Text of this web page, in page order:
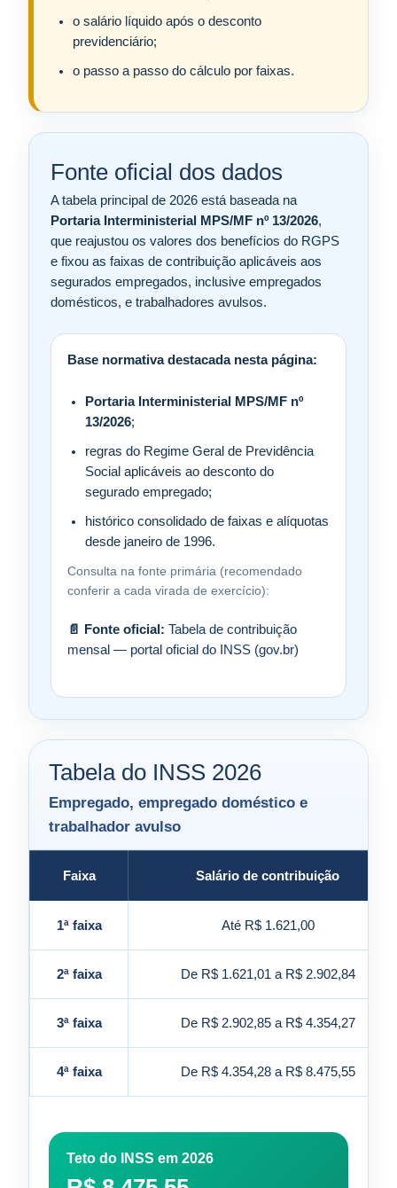
o salário líquido após o desconto
previdenciário;
o passo a passo do cálculo por faixas.
Fonte oficial dos dados
A tabela principal de 2026 está baseada na
Portaria Interministerial MPS/MF nº 13/2026,
que reajustou os valores dos benefícios do RGPS
e fixou as faixas de contribuição aplicáveis aos
segurados empregados, inclusive empregados
domésticos, e trabalhadores avulsos.
Base normativa destacada nesta página:
Portaria Interministerial MPS/MF nº
13/2026;
regras do Regime Geral de Previdência
Social aplicáveis ao desconto do
segurado empregado;
histórico consolidado de faixas e alíquotas
desde janeiro de 1996.
Consulta na fonte primária (recomendado
conferir a cada virada de exercício):
📄 Fonte oficial: Tabela de contribuição
mensal — portal oficial do INSS (gov.br)
Tabela do INSS 2026
Empregado, empregado doméstico e
trabalhador avulso
Faixa Salário de contribuição
1ª faixa Até R$ 1.621,00
2ª faixa De R$ 1.621,01 a R$ 2.902,84
3ª faixa De R$ 2.902,85 a R$ 4.354,27
4ª faixa De R$ 4.354,28 a R$ 8.475,55
Teto do INSS em 2026